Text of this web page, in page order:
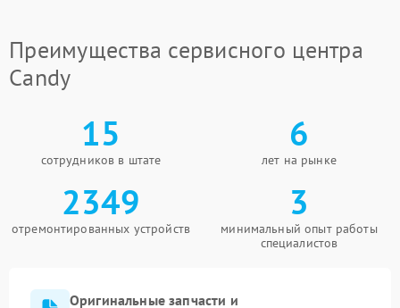
Преимущества сервисного центра
Candy
15
сотрудников в штате
6
лет на рынке
2349
отремонтированных устройств
3
минимальный опыт работы
специалистов
Оригинальные запчасти и